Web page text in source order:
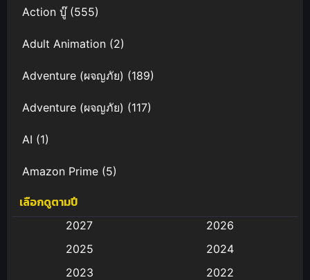
Action บู๊(555)
Adult Animation (2)
Adventure (ผจญภัย) (189)
Adventure (ผจญภัย) (117)
AI (1)
Amazon Prime (5)
Anal (ประตูหลัง)
Animation การ์ตูน
เลือกดูตามปี
2027
2026
2025
2024
2023
2022